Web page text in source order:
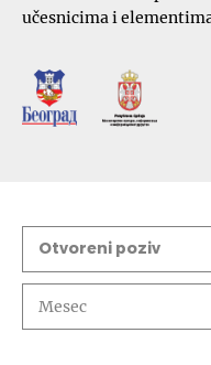
učesnicima i
Događaji
Otvoreni poziv
Mesec